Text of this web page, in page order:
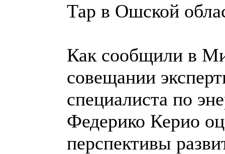
Тар в Ошской
Как сообщили в
совещании
специалиста по
Федерико Керио
перспективы